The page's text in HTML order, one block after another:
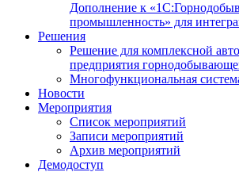
Дополнение к
промышленность» для
Решения
Решение для комплексной
предприятия
Многофункциональная
Новости
Мероприятия
Список мероприятий
Записи мероприятий
Архив мероприятий
Демодоступ